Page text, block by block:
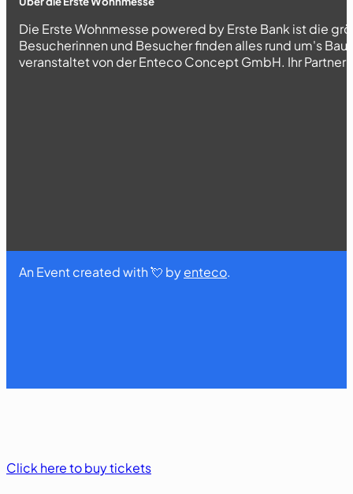
Die Erste Wohnmesse powered by Erste Bank ist die
Besucherinnen und Besucher finden alles rund um's
veranstaltet von der Enteco Concept GmbH. Ihr Partner
An Event created with 💘 byenteco.
Click here to buy tickets